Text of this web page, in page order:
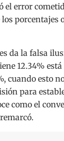
el error
porcentajes
da la falsa
12.34%
cuando esto
para
como el